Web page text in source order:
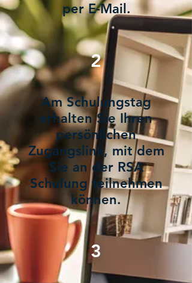
per E-Mail.
2
Am Schulungstag
erhalten Sie Ihren
persönlichen
Zugangslink, mit dem
Sie an der RSA
Schulung teilnehmen
können.
3